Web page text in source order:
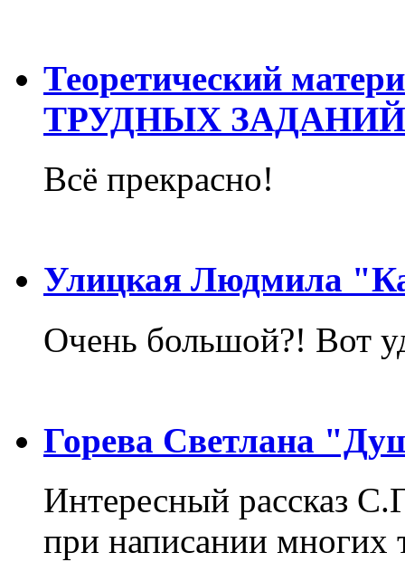
Теоретический
ТРУДНЫХ
Всё прекрасно!
Улицкая Людмила
Очень большой?! Вот
Горева Светлана
Интересный рассказ
при написании многих